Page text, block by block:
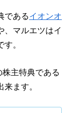
であるイオンオ
、マルエツはイ
。
主特典である
ます。